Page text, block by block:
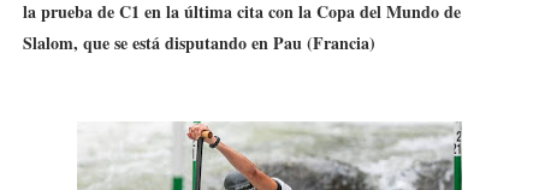
Mundial de lacrosse femenino 2026 (Tokio, Japón) -
Mundial de esgrima 2026 (Hong Kong) - La
Raquel Rodriguez es la nueva monarca
la prueba de C1 en la última cita con la Copa del Mundo de
Slalom, que se está disputando en Pau (Francia)